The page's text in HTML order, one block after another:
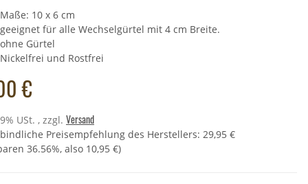
Maße: 10 x 6 cm
geeignet für alle Wechselgürtel mit 4 cm Breite.
ohne Gürtel
Nickelfrei und Rostfrei
€
USt. , zzgl. Versand
Preisempfehlung des Herstellers: 29,95 €
36.56%, also 10,95 €)
- Schmetterling
(rot) - 23 cm
€*
11,90 €